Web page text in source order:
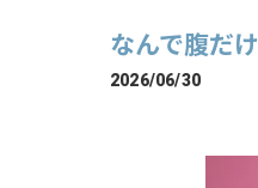
なんで腹だ
2026/06/30